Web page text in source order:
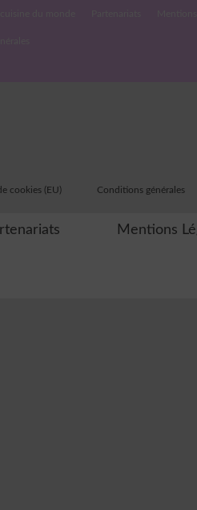
cookies (EU) Conditions générales
Mentions